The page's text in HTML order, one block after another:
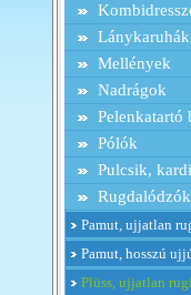
Lánykaruhák
Mellények
Nadrágok
Pelenkatartó
Pólók
Pulcsik,
Rugdalódzók
Pamut, ujjatlan
Pamut, hosszú
Plüss, ujjatlan